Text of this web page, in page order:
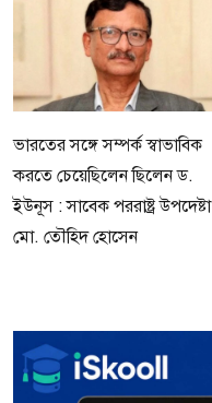
ভারতের সঙ্গে সম্পর্ক স্বাভাবিক
করতে চেয়েছিলেন ছিলেন ড.
ইউনূস : সাবেক পররাষ্ট্র উপদেষ্টা
মো. তৌহিদ হোসেন